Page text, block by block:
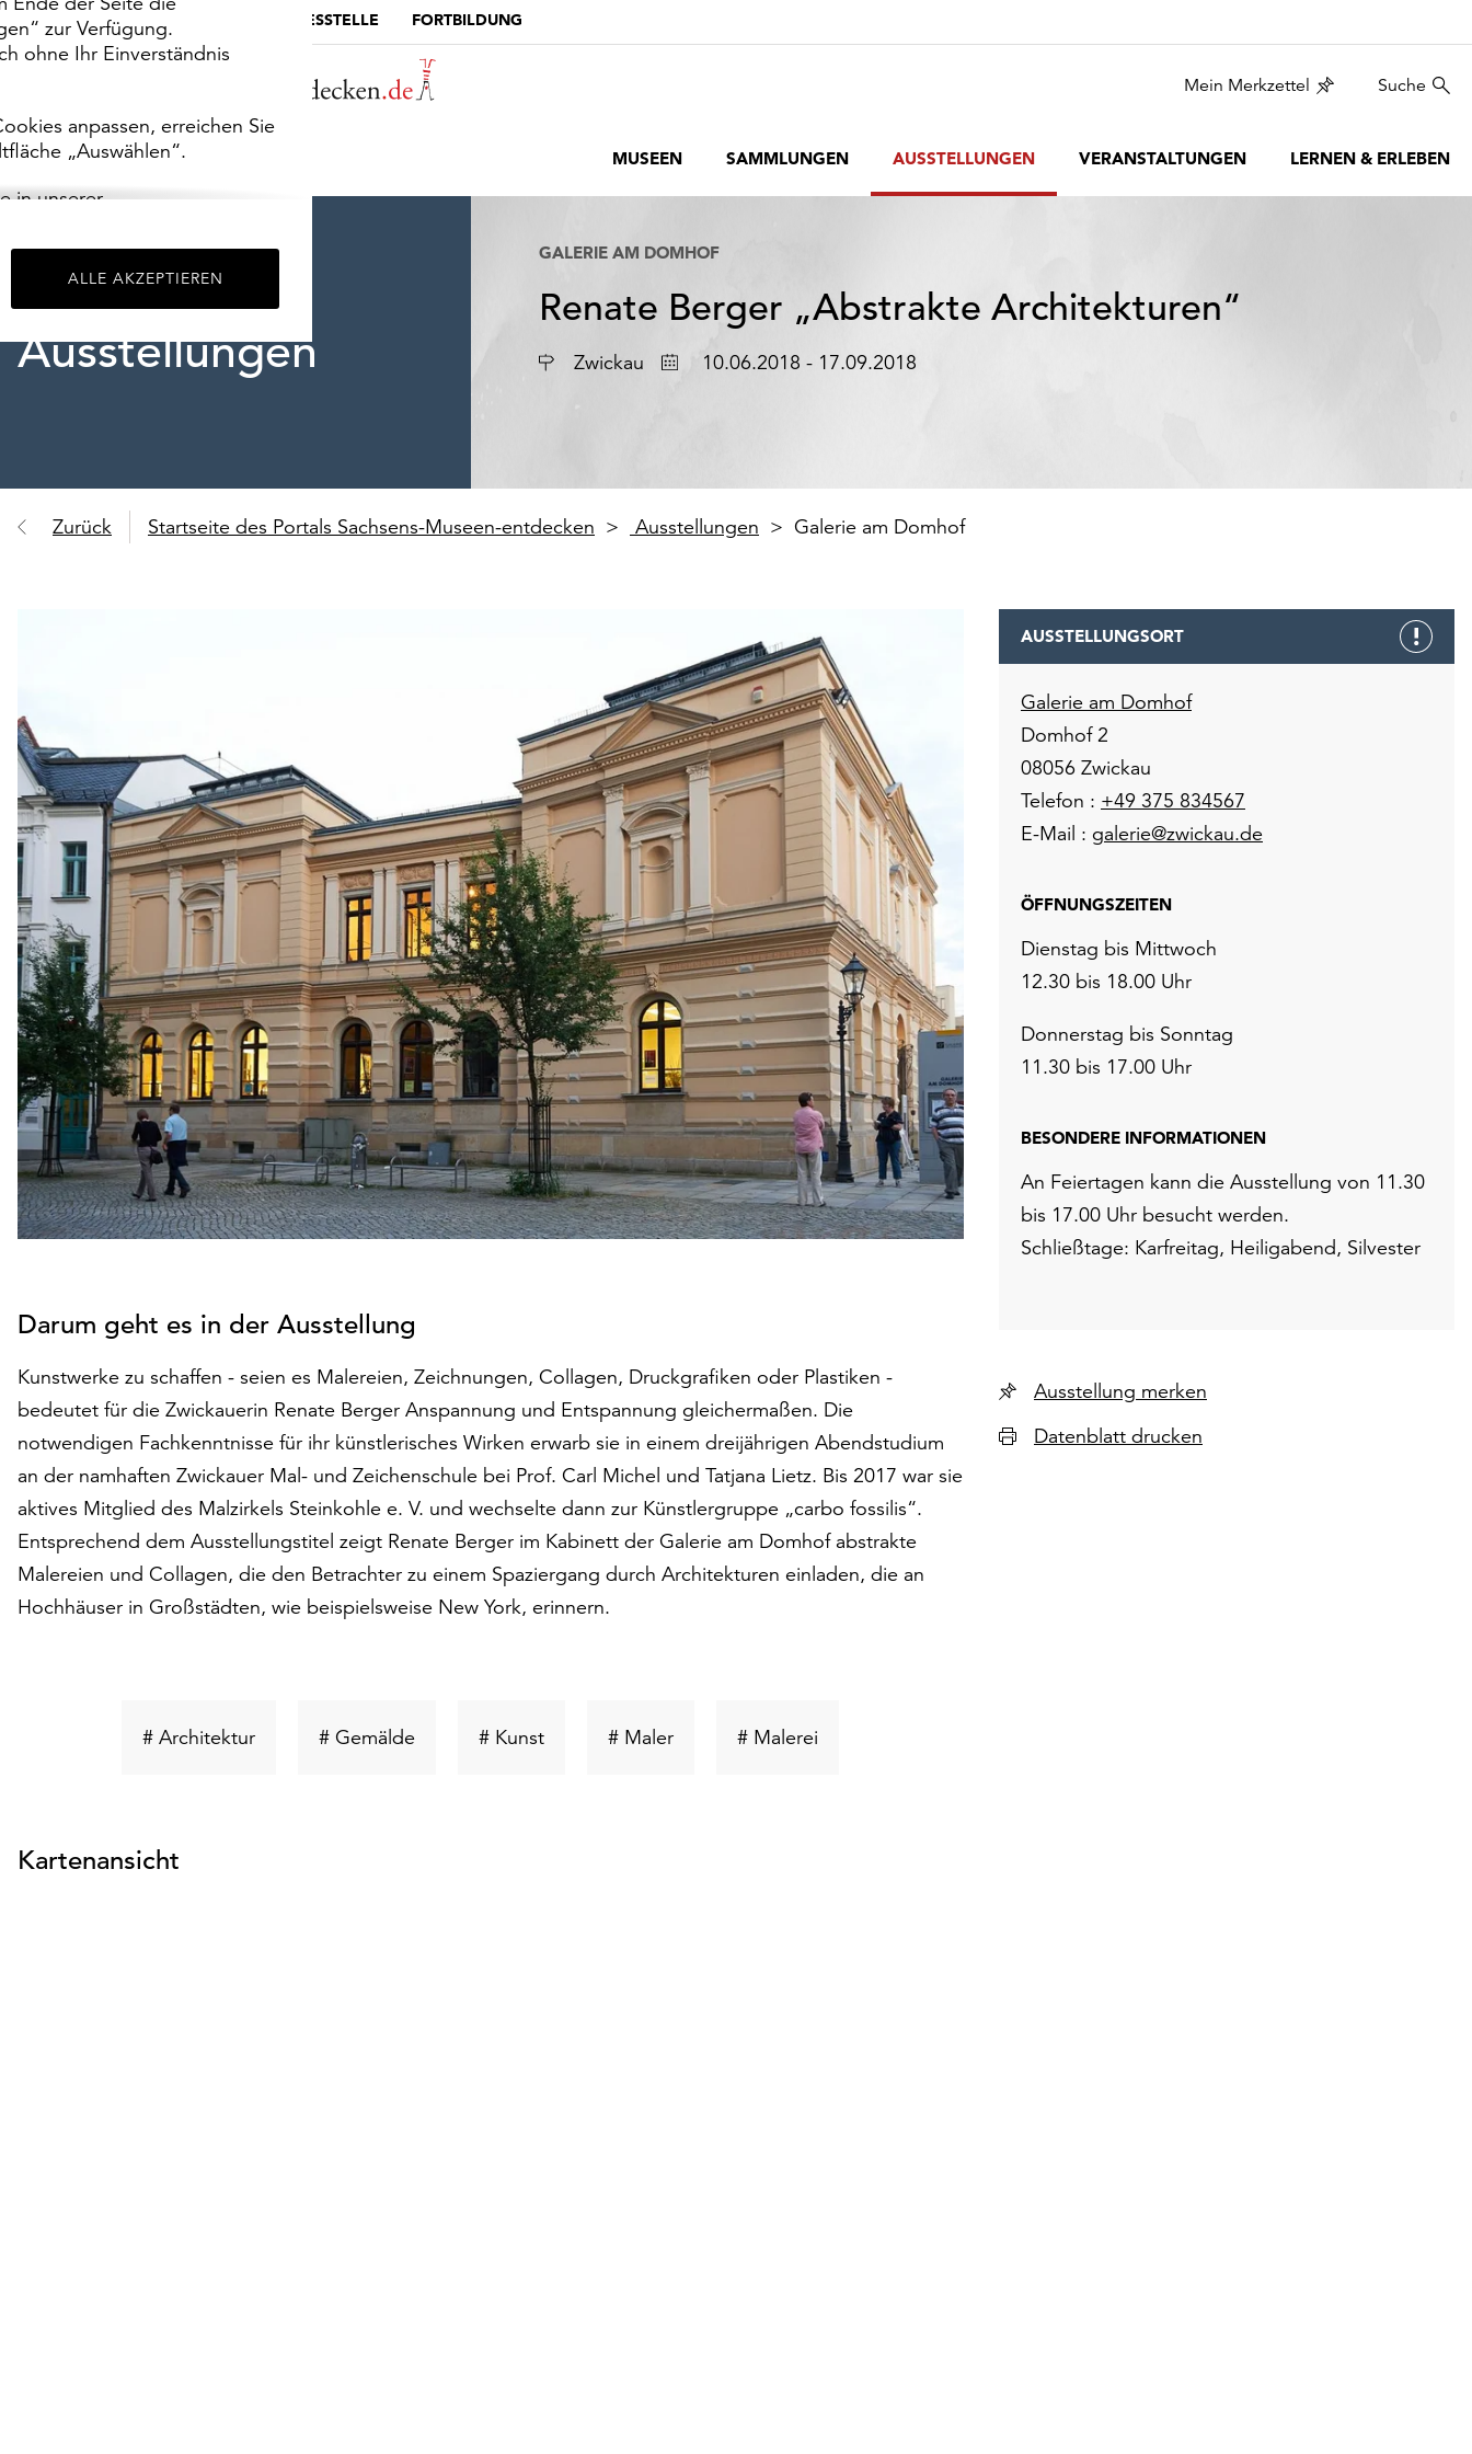
zur Verfügung.
ohne Ihr Einverständnis
anpassen, erreichen Sie
„Auswählen“.
in unserer
ALLE AKZEPTIEREN
MUSEUMSPORTAL DIE LANDESSTELLE FORTBILDUNG
Mein Merkzettel Suche
MUSEEN SAMMLUNGEN AUSSTELLUNGEN VERANSTALTUNGEN LERNEN & ERLEBEN
Ausstellungen
GALERIE AM DOMHOF
Renate Berger „Abstrakte Architekturen“
Ort Zwickau Datum10.06.2018 - 17.09.2018
Zurück Startseite des Portals Sachsens-Museen-entdecken Ausstellungen Galerie am Domhof
Darum geht es in der Ausstellung
Kunstwerke zu schaffen - seien es Malereien, Zeichnungen, Collagen, Druckgrafiken oder Plastiken -
bedeutet für die Zwickauerin Renate Berger Anspannung und Entspannung gleichermaßen. Die
notwendigen Fachkenntnisse für ihr künstlerisches Wirken erwarb sie in einem dreijährigen Abendstudium
an der namhaften Zwickauer Mal- und Zeichenschule bei Prof. Carl Michel und Tatjana Lietz. Bis 2017 war sie
aktives Mitglied des Malzirkels Steinkohle e. V. und wechselte dann zur Künstlergruppe „carbo fossilis“.
Entsprechend dem Ausstellungstitel zeigt Renate Berger im Kabinett der Galerie am Domhof abstrakte
Malereien und Collagen, die den Betrachter zu einem Spaziergang durch Architekturen einladen, die an
Hochhäuser in Großstädten, wie beispielsweise New York, erinnern.
# ArchitekturSchlüsselwort
# GemäldeSchlüsselwort
# KunstSchlüsselwort
# MalerSchlüsselwort
# MalereiSchlüsselwort
Kartenansicht
AUSSTELLUNGSORT
Galerie am Domhof
Domhof 2
08056 Zwickau
Telefon : +49 375 834567
E-Mail : galerie@zwickau.de
ÖFFNUNGSZEITEN
Dienstag bis Mittwoch
12.30 bis 18.00 Uhr
Donnerstag bis Sonntag
11.30 bis 17.00 Uhr
BESONDERE INFORMATIONEN
An Feiertagen kann die Ausstellung von 11.30
bis 17.00 Uhr besucht werden.
Schließtage: Karfreitag, Heiligabend, Silvester
Ausstellung merken
Datenblatt drucken